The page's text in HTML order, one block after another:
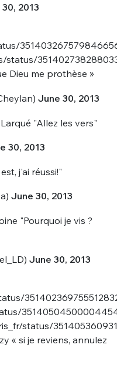
2013
status/
Dieu me prothèse »
June 30, 2013
"Allez les vers"
30, 2013
j'ai réussi!"
June 30, 2013
"Pourquoi je vis ?
June 30, 2013
status/
« si je reviens, annulez